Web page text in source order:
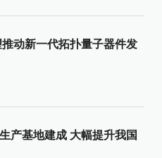
动新一代拓扑量子器件发
产基地建成 大幅提升我国